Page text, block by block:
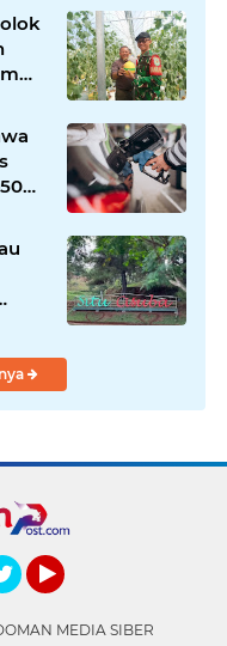
MEDIA SIBER